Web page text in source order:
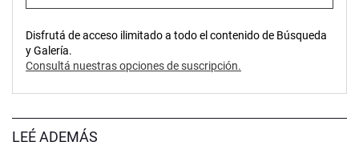
Disfrutá de acceso ilimitado a todo el contenido de Búsqueda
y Galería.
Consultá nuestras opciones de suscripción.
LEÉ ADEMÁS